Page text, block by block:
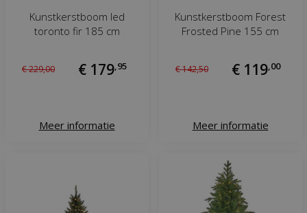
Kunstkerstboom led
toronto fir 185 cm
€229,00 € 179, 95
Meer informatie
Kunstkerstboom Forest
Frosted Pine 155 cm
€142,50 € 119, 00
Meer informatie